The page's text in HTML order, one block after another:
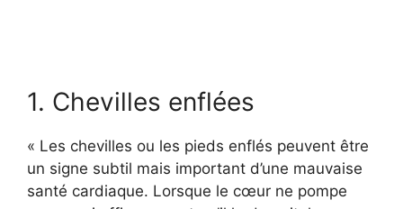
1. Chevilles enflées
« Les chevilles ou les pieds enflés peuvent être
un signe subtil mais important d’une mauvaise
santé cardiaque. Lorsque le cœur ne pompe